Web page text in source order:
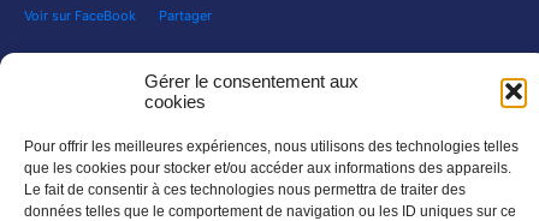
Gérer le consentement aux
cookies
Pour offrir les meilleures expériences, nous utilisons des technologies telles
que les cookies pour stocker et/ou accéder aux informations des appareils.
Le fait de consentir à ces technologies nous permettra de traiter des
données telles que le comportement de navigation ou les ID uniques sur ce
Voir sur FaceBook · Partager
SUIVEZ NOUS SUR :